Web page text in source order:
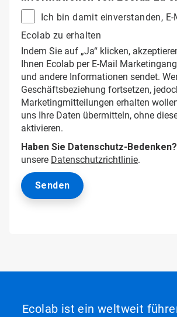
Ich bin damit einverstanden,
Ecolab zu erhalten
Indem Sie auf „Ja“ klicken,
Ihnen Ecolab per E-Mail
und andere Informationen sendet.
Geschäftsbeziehung fortsetzen,
Marketingmitteilungen erhalten
uns Ihre Daten übermitteln, ohne
aktivieren.
Haben Sie Datenschutz-Bedenken?
unsere Datenschutzrichtlinie.
Ecolab ist ein weltweit